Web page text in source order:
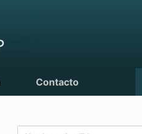
Contacto